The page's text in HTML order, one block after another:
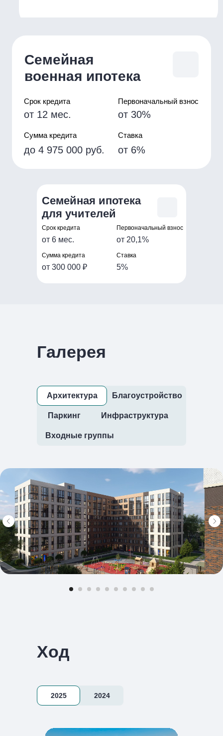
Семейная ипотека
для учителей
от 300 000 ₽
Сумма кредита
от 6 мес.
5%
Срок кредита
Ставка
от 20,1%
Первоначальный взнос
Галерея
Архитектура Благоустройство
Паркинг Инфраструктура
Входные группы
Ход
2024
2025
Остались
вопросы?
Я соглашаюсь с политикой
конфиденциальности cайта
Отправить